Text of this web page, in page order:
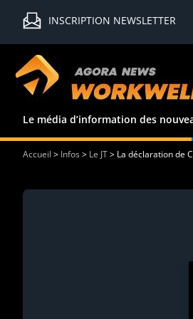
INSCRIPTION NEWSLETTER
Le média d’information des
Accueil > Infos> Le JT> La déclaration de